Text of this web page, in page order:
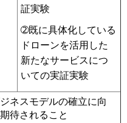
証実験
➁既に具体化している
ドローンを活用した
新たなサービスにつ
いての実証実験
ネスモデルの確立に向
待されること